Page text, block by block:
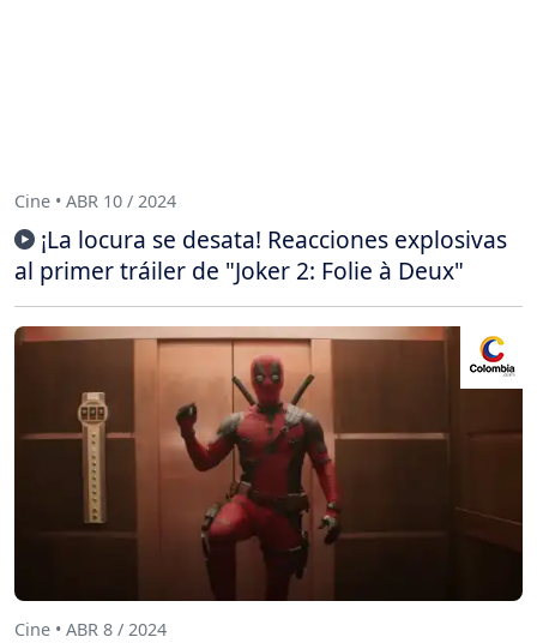
Cine • ABR 10 / 2024
¡La locura se desata! Reacciones explosivas
al primer tráiler de "Joker 2: Folie à Deux"
Cine • ABR 8 / 2024